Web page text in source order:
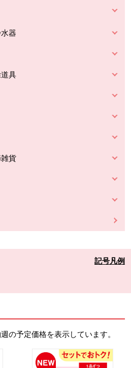
器
具
貨
記号凡例
の予定価格を表示しています。